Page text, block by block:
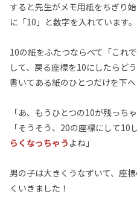
すると先生がメモ用紙をちぎり
に「10」と数字を入れています。
10の紙をふたつならべて「これ
して、戻る座標を10にしたらど
書いてある紙のひとつだけを下へ
「あ、もうひとつの10が残っちゃ
「そうそう、20の座標にして10
らくなっちゃう よね」
男の子は大きくうなずいて、座
くいきました！